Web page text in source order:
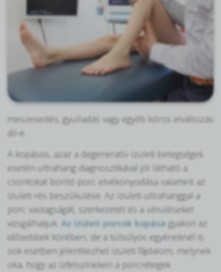
meszesedés, gyulladás vagy egyéb kóros elváltozás
áll-e.
A kopásos, azaz a degeneratív ízületi betegségek
esetén ultrahang diagnosztikával jól látható a
csontokat borító porc elvékonyodása valamint az
ízületi rés beszűkülése. Az ízületi ultrahanggal a
porc vastagságát, szerkezetét és a sérüléseket
vizsgálhatjuk. Az ízületi porcok kopása gyakori az
idősebbek körében, de a túlsúlyos egyéneknél is
sok esetben jelentkezhet ízületi fájdalom, melynek
oka, hogy az ízfelszíneken a porcrétegek